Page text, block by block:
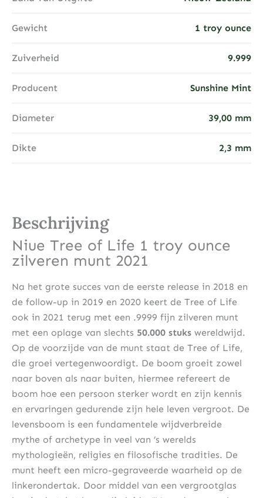
Gewicht 1 troy ounce
Zuiverheid 9.999
Producent Sunshine Mint
Diameter 39,00 mm
Dikte 2,3 mm
Beschrijving
Niue Tree of Life 1 troy ounce
zilveren munt 2021
Na het grote succes van de eerste release in 2018 en
de follow-up in 2019 en 2020 keert de Tree of Life
ook in 2021 terug met een .9999 fijn zilveren munt
met een oplage van slechts 50.000 stuks wereldwijd.
Op de voorzijde van de munt staat de Tree of Life,
die groei vertegenwoordigt. De boom groeit zowel
naar boven als naar buiten, hiermee refereert de
boom hoe een persoon sterker wordt en zijn kennis
en ervaringen gedurende zijn hele leven vergroot. De
levensboom is een fundamentele wijdverbreide
mythe of archetype in veel van ’s werelds
mythologieën, religies en filosofische tradities. De
munt heeft een micro-gegraveerde waarheid op de
linkerondertak. Door middel van een vergrootglas